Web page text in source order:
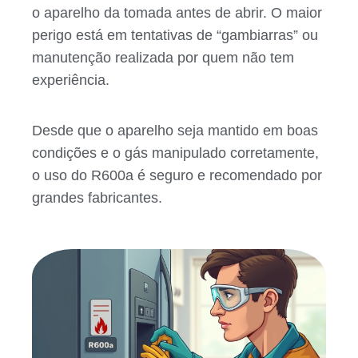
o aparelho da tomada antes de abrir. O maior
perigo está em tentativas de “gambiarras” ou
manutenção realizada por quem não tem
experiência.
Desde que o aparelho seja mantido em boas
condições e o gás manipulado corretamente,
o uso do R600a é seguro e recomendado por
grandes fabricantes.